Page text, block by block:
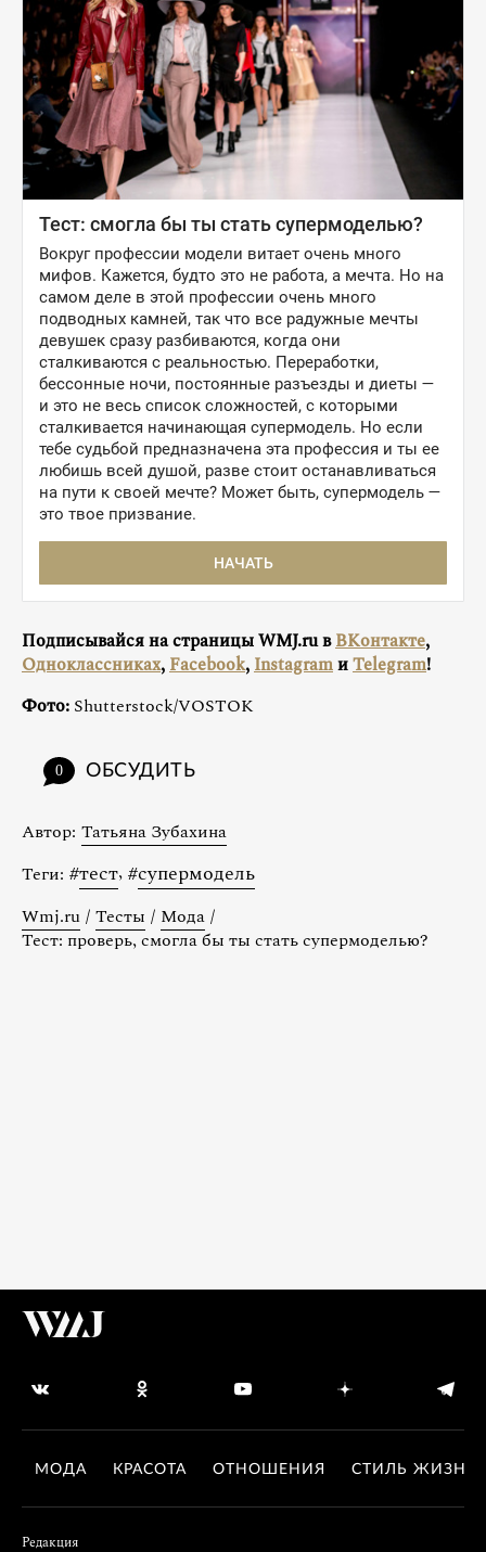
Подписывайся на страницы WMJ.ru вВКонтакте,
Одноклассниках,Facebook,InstagramиTelegram!
Фото: Shutterstock/VOSTOK
0 ОБСУДИТЬ
Автор: Татьяна Зубахина
Теги: #тест, #супермодель
Wmj.ru / Тесты / Мода /
Тест: проверь, смогла бы ты стать супермоделью?
МОДА КРАСОТА ОТНОШЕНИЯ СТИЛЬ ЖИЗНИ
Редакция